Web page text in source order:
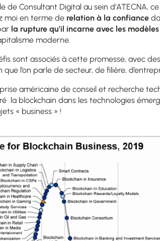
de Consultant Digital au sein d’ATECNA,
moi en terme de relation à la confiance
la rupture qu’il incarne avec les
moderne.
sont associés à cette promesse, avec
l’on parle de secteur, de filière,
américaine de conseil et recherche
la blockchain dans les technologies
« business » !